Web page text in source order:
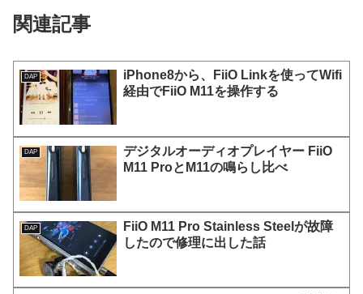
関連記事
DAP
iPhone8から、FiiO Linkを使ってWifi
経由でFiiO M11を操作する
DAP
デジタルオーディオプレイヤー FiiO
M11 ProとM11の鳴らし比べ
DAP
FiiO M11 Pro Stainless Steelが故障
したので修理に出した話